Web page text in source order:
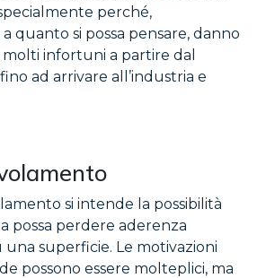
perché,
quanto si possa pensare, danno
molti infortuni a partire dal
ad arrivare all’industria e
si intende la possibilità
possa perdere aderenza
superficie. Le motivazioni
possono essere molteplici, ma